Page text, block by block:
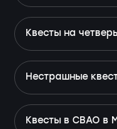
Квесты на
Нестрашные
Квесты в СВАО в